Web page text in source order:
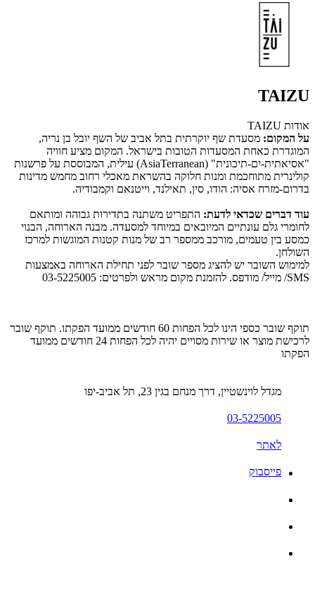
TAIZU
אודות TAIZU
על המקום: מסעדת שף יוקרתית בתל אביב של השף יובל בן נריה,
המוגדרת כאחת המסעדות הטובות בישראל. המקום מציע חוויה
"אסיאתית-ים-תיכונית" (AsiaTerranean) עילית, המבוססת על פרשנות
קולינרית מתוחכמת ומנות חלוקה בהשראת מאכלי רחוב מחמש מדינות
בדרום-מזרח אסיה: הודו, סין, תאילנד, וייטנאם וקמבודיה.
עוד דברים שכדאי לדעת: התפריט משתנה בתדירות גבוהה ומותאם
לחומרי גלם עונתיים המיובאים במיוחד למסעדה. מבנה הארוחה, הבנוי
כמסע בין טעמים, מורכב ממספר רב של מנות קטנות המוגשות למרכז
השולחן.
למימוש השובר יש להציג מספר שובר לפני תחילת הארוחה באמצעות
SMS/ מייל/ מודפס. להזמנת מקום מראש ולפרטים: 03-5225005
תוקף שובר כספי הינו לכל הפחות 60 חודשים ממועד הפקתו. תוקף שובר
לרכישת מוצר או שירות מסויים יהיה לכל הפחות 24 חודשים ממועד
הפקתו
מגדל לוינשטיין, דרך מנחם בגין 23, תל אביב-יפו
03-5225005
לאתר
פייסבוק